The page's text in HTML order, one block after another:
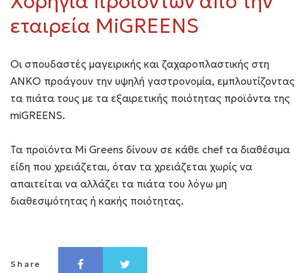
εταιρεία MiGREENS
Oι σπουδαστές μαγειρικής και ζαχαροπλαστικής στη
ΑΝΚΟ προάγουν την υψηλή γαστρονομία, εμπλουτίζοντας
τα πιάτα τους με τα εξαιρετικής ποιότητας προϊόντα της
miGREENS.
Τα προϊόντα Μi Greens δίνουν σε κάθε chef τα διαθέσιμα
είδη που χρειάζεται, όταν τα χρειάζεται χωρίς να
απαιτείται να αλλάζει τα πιάτα του λόγω μη
διαθεσιμότητας ή κακής ποιότητας.
Share